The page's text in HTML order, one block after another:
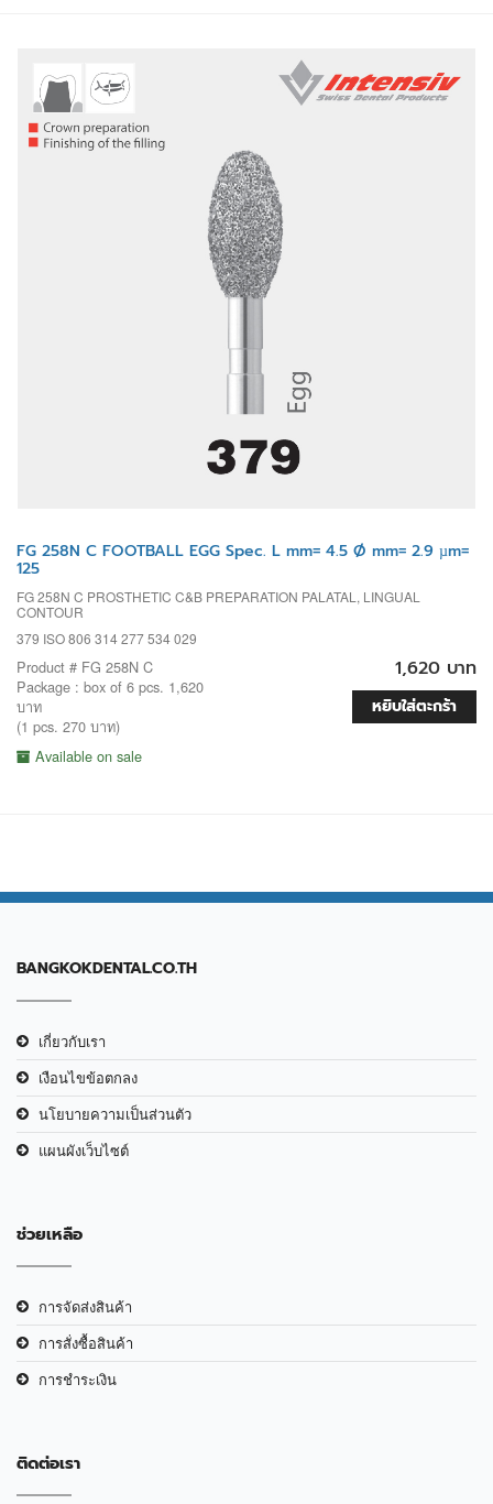
FG 258N C FOOTBALL EGG Spec. L mm= 4.5 Ø mm= 2.9 µm=
125
FG 258N C PROSTHETIC C&B PREPARATION PALATAL, LINGUAL
CONTOUR
379 ISO 806 314 277 534 029
Product # FG 258N C
Package : box of 6 pcs. 1,620
บาท
(1 pcs. 270 บาท)
Available on sale
1,620 บาท
หยิบใส่ตะกร้า
BANGKOKDENTAL.CO.TH
เกี่ยวกับเรา
เงือนไขข้อตกลง
นโยบายความเป็นส่วนตัว
แผนผังเว็บไซต์
ช่วยเหลือ
การจัดส่งสินค้า
การสั่งซื้อสินค้า
การชำระเงิน
ติดต่อเรา